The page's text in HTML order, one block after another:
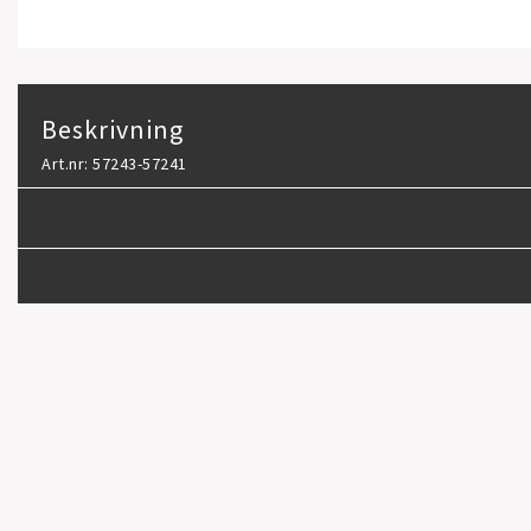
Beskrivning
Art.nr: 57243-57241